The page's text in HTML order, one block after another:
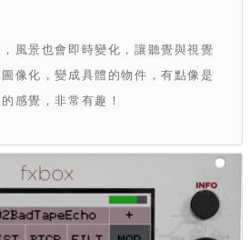
風景也會即時變化，讓聽覺與視覺
像化，變成具體的物件，有點像是
感覺，非常有趣！